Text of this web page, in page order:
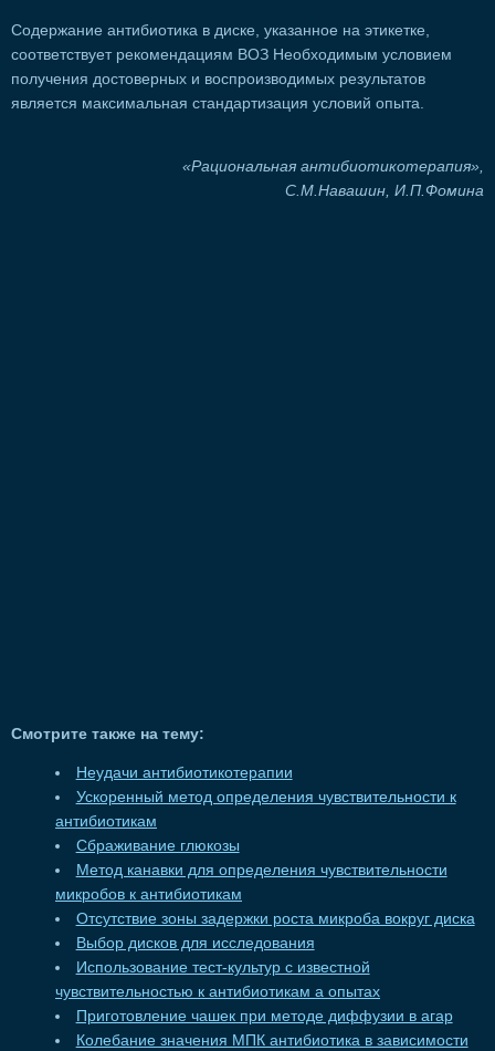
Содержание антибиотика в диске, указанное на этикетке,
соответствует рекомендациям ВОЗ Необходимым условием
получения достоверных и воспроизводимых результатов
является максимальная стандартизация условий опыта.
«Рациональная антибиотикотерапия»,
С.М.Навашин, И.П.Фомина
Смотрите также на тему:
Неудачи антибиотикотерапии
Ускоренный метод определения чувствительности к
антибиотикам
Сбраживание глюкозы
Метод канавки для определения чувствительности
микробов к антибиотикам
Отсутствие зоны задержки роста микроба вокруг диска
Выбор дисков для исследования
Использование тест-культур с известной
чувствительностью к антибиотикам а опытах
Приготовление чашек при методе диффузии в агар
Колебание значения МПК антибиотика в зависимости